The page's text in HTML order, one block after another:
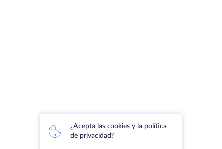
¿Acepta las cookies y la política
de privacidad?